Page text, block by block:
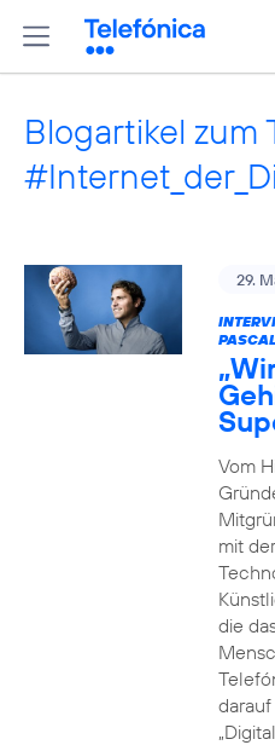
Blogartikel zum
29.
Vom
mit
die